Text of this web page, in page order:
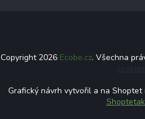
Copyright 2026 Ecobe.cz. Všechna
Grafický návrh vytvořil a na Shoptet